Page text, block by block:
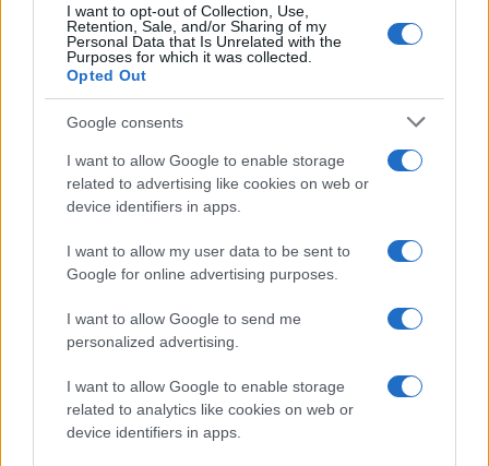
I want to opt-out of Collection, Use,
Retention, Sale, and/or Sharing of my
Personal Data that Is Unrelated with the
Purposes for which it was collected.
Opted Out
Google consents
I want to allow Google to enable storage
related to advertising like cookies on web or
device identifiers in apps.
I want to allow my user data to be sent to
Google for online advertising purposes.
I want to allow Google to send me
personalized advertising.
I want to allow Google to enable storage
related to analytics like cookies on web or
device identifiers in apps.
Lgbtq News
Olanda
NL Newz